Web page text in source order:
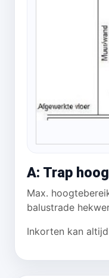
A: Trap
Max.
balustrade
Inkorten kan